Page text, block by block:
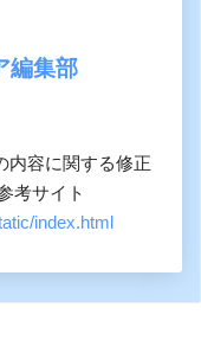
編集部
内容に関する修正
考サイト
index.html